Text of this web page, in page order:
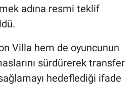
adına resmi teklif
Villa hem de oyuncunun
sürdürerek transfer
hedeflediği ifade